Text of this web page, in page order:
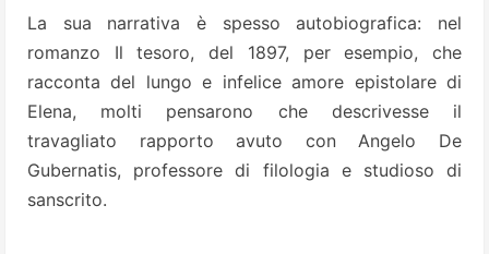
La sua narrativa è spesso autobiografica: nel
romanzo Il tesoro, del 1897, per esempio, che
racconta del lungo e infelice amore epistolare di
Elena, molti pensarono che descrivesse il
travagliato rapporto avuto con Angelo De
Gubernatis, professore di filologia e studioso di
sanscrito.